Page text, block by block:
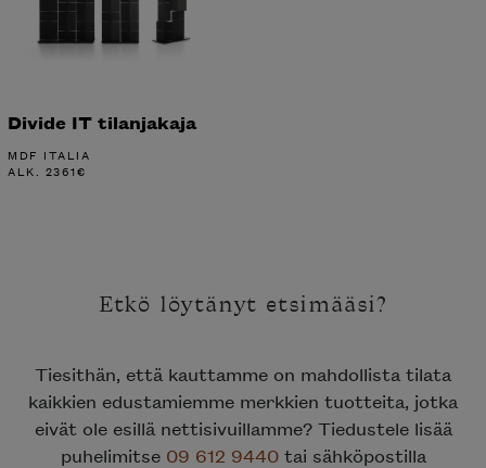
Divide IT tilanjakaja
MDF ITALIA
ALK. 2361€
Etkö löytänyt etsimääsi?
Tiesithän, että kauttamme on mahdollista tilata
kaikkien edustamiemme merkkien tuotteita, jotka
eivät ole esillä nettisivuillamme? Tiedustele lisää
puhelimitse 09 612 9440tai sähköpostilla